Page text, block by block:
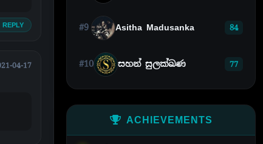
REPLY
04-17
#9 Asitha Madusanka 84
#10 සහන් සුලක්ඛණ 77
ACHIEVEMENTS